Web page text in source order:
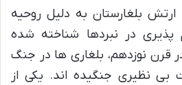
ارتش بلغارستان به دلیل روحیه
پذیری در نبردها شناخته شده
قرن نوزدهم، بلغاری ها در جنگ
نظیری جنگیده اند. یکی از